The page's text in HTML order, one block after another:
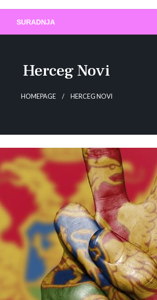
SURADNJA
Herceg Novi
HOMEPAGE HERCEG NOVI